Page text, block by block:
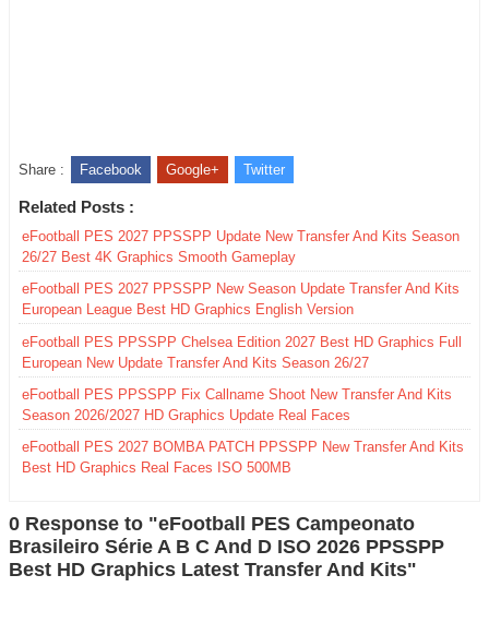
Share : Facebook Google+ Twitter
Related Posts :
eFootball PES 2027 PPSSPP Update New Transfer And Kits Season
26/27 Best 4K Graphics Smooth Gameplay
eFootball PES 2027 PPSSPP New Season Update Transfer And Kits
European League Best HD Graphics English Version
eFootball PES PPSSPP Chelsea Edition 2027 Best HD Graphics Full
European New Update Transfer And Kits Season 26/27
eFootball PES PPSSPP Fix Callname Shoot New Transfer And Kits
Season 2026/2027 HD Graphics Update Real Faces
eFootball PES 2027 BOMBA PATCH PPSSPP New Transfer And Kits
Best HD Graphics Real Faces ISO 500MB
0 Response to "eFootball PES Campeonato
Brasileiro Série A B C And D ISO 2026 PPSSPP
Best HD Graphics Latest Transfer And Kits"